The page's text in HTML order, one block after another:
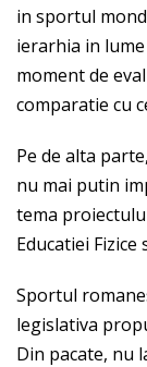
in sportul
ierarhia in
moment de
comparatie cu
Pe de alta
nu mai putin
tema
Educatiei Fizice
Sportul
legislativa
Din pacate, nu